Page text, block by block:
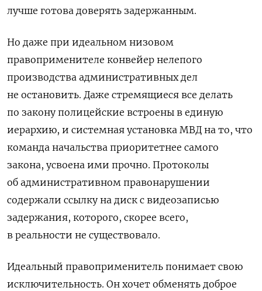
лучше готова доверять задержанным.
Но даже при идеальном низовом
правоприменителе конвейер нелепого
производства административных дел
не остановить. Даже стремящиеся все делать
по закону полицейские встроены в единую
иерархию, и системная установка МВД на то, что
команда начальства приоритетнее самого
закона, усвоена ими прочно. Протоколы
об административном правонарушении
содержали ссылку на диск с видеозаписью
задержания, которого, скорее всего,
в реальности не существовало.
Идеальный правоприменитель понимает свою
исключительность. Он хочет обменять доброе